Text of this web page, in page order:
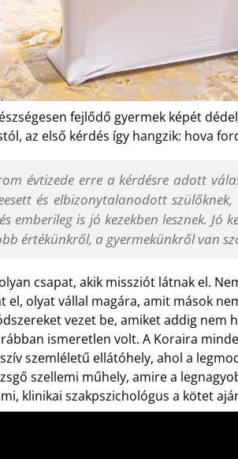
fejlődő gyermek képét
az első kérdés így hangzik: hova
évtizede erre a kérdésre adott
és elbizonytalanodott
is jó kezekben lesznek. Jó
értékünkről, a gyermekünkről van
csapat, akik missziót látnak el.
el, olyat vállal magára, amit mások
vezet be, amiket addig nem
ismeretlen volt. A Koraira
szemléletű ellátóhely, ahol a
szellemi műhely, amire a
klinikai szakpszichológus a kötet